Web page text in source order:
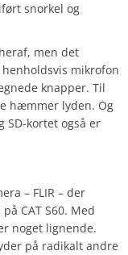
snorkel og
men det
mikrofon
knapper. Til
hæmmer lyden. Og
SD-kortet også er
– FLIR – der
CAT S60. Med
noget lignende.
på radikalt andre